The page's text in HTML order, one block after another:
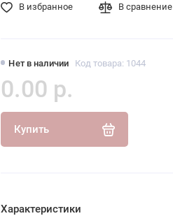
Нет в наличии Код товара: 1044
0.00 р.
Купить
В избранное В сравнение
Характеристики